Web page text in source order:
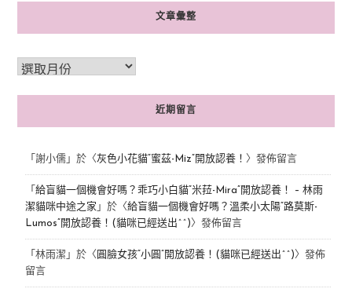
文章彙整
近期留言
「 謝小儒」於〈 灰色小花貓“蜜茲-Miz”開放認養！ 〉發佈留言
「 給盲貓一個機會好嗎？乖巧小白貓“米菈-Mira”開放認養！ – 林雨
潔貓咪中途之家 」於〈給盲貓一個機會好嗎？溫柔小太陽“路莫斯-
Lumos”開放認養！(貓咪已經送出^^) 〉發佈留言
「 林雨潔 」於〈 圓臉女孩“小圓”開放認養！(貓咪已經送出^^) 〉發佈
留言